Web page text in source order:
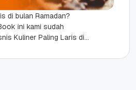
di bulan Ramadan?
ini kami sudah
Kuliner Paling Laris di